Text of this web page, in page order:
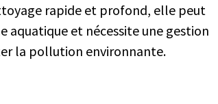
rapide et profond, elle peut
et nécessite une gestion
la pollution environnante.